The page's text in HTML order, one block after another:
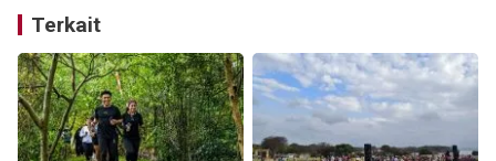
Terkait